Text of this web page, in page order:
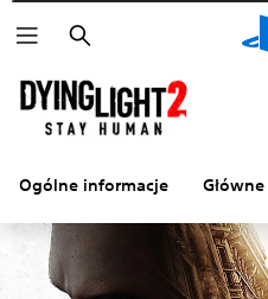
Wyszukaj
Ogólne informacje